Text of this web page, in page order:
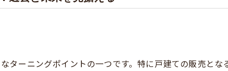
ターニングポイントの一つです。特に戸建ての販売とな